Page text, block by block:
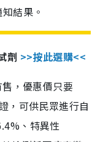
結果。
劑 >>按此選購<<
，優惠價只要
，可供民眾進行自
、特異性